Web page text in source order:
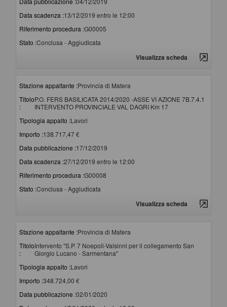
Data scadenza :13/12/2019 entro le 12:00
Riferimento procedura :G00005
Stato :Conclusa - Aggiudicata
Visualizza scheda
Stazione appaltante :Provincia di Matera
Titolo
:
P.O. FERS BASILICATA 2014/2020 -ASSE VI AZIONE 7B.7.4.1
INTERVENTO PROVINCIALE VAL DAGRI Km 17
Tipologia appalto :Lavori
Importo :138.717,47 €
Data pubblicazione :17/12/2019
Data scadenza :27/12/2019 entro le 12:00
Riferimento procedura :G00008
Stato :Conclusa - Aggiudicata
Visualizza scheda
Stazione appaltante :Provincia di Matera
Titolo
:
Intervento "S.P. 7 Noepoli-Valsinni per il collegamento San
Giorgio Lucano - Sarmentana"
Tipologia appalto :Lavori
Importo :348.724,00 €
Data pubblicazione :02/01/2020